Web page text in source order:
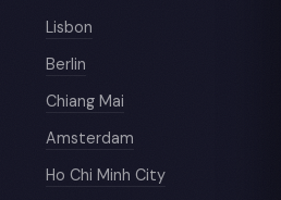
Lisbon
Berlin
Chiang Mai
Amsterdam
Ho Chi Minh City